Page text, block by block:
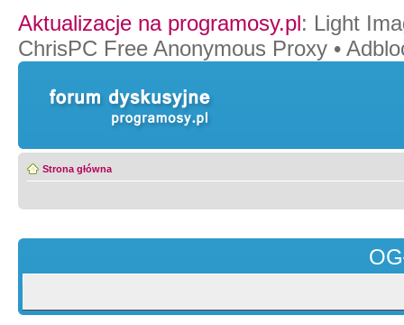
Aktualizacje na programosy.pl: Light
ChrisPC Free Anonymous Proxy •
Strona główna